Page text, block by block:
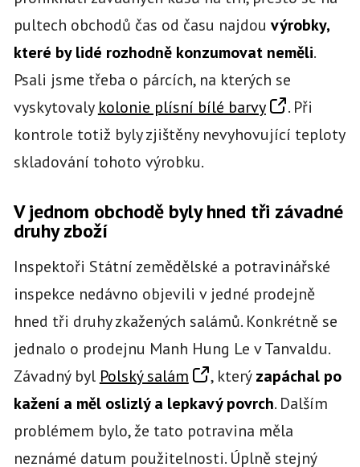
pultech obchodů čas od času najdou výrobky,
které by lidé rozhodně konzumovat neměli.
Psali jsme třeba o párcích, na kterých se
vyskytovaly kolonie plísní bílé barvy
. Při
kontrole totiž byly zjištěny nevyhovující teploty
skladování tohoto výrobku.
V jednom obchodě byly hned tři závadné
druhy zboží
Inspektoři Státní zemědělské a potravinářské
inspekce nedávno objevili v jedné prodejně
hned tři druhy zkažených salámů. Konkrétně se
jednalo o prodejnu Manh Hung Le v Tanvaldu.
Závadný byl Polský salám , kterýzapáchal po
kažení a měl oslizlý a lepkavý povrch. Dalším
problémem bylo, že tato potravina měla
neznámé datum použitelnosti. Úplně stejný